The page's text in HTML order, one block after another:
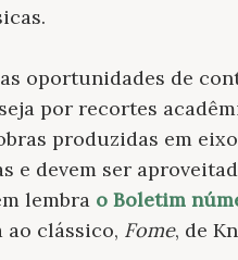
oportunidades de
por recortes
produzidas em
e devem ser
lembra o Boletim
ao clássico, Fome, de